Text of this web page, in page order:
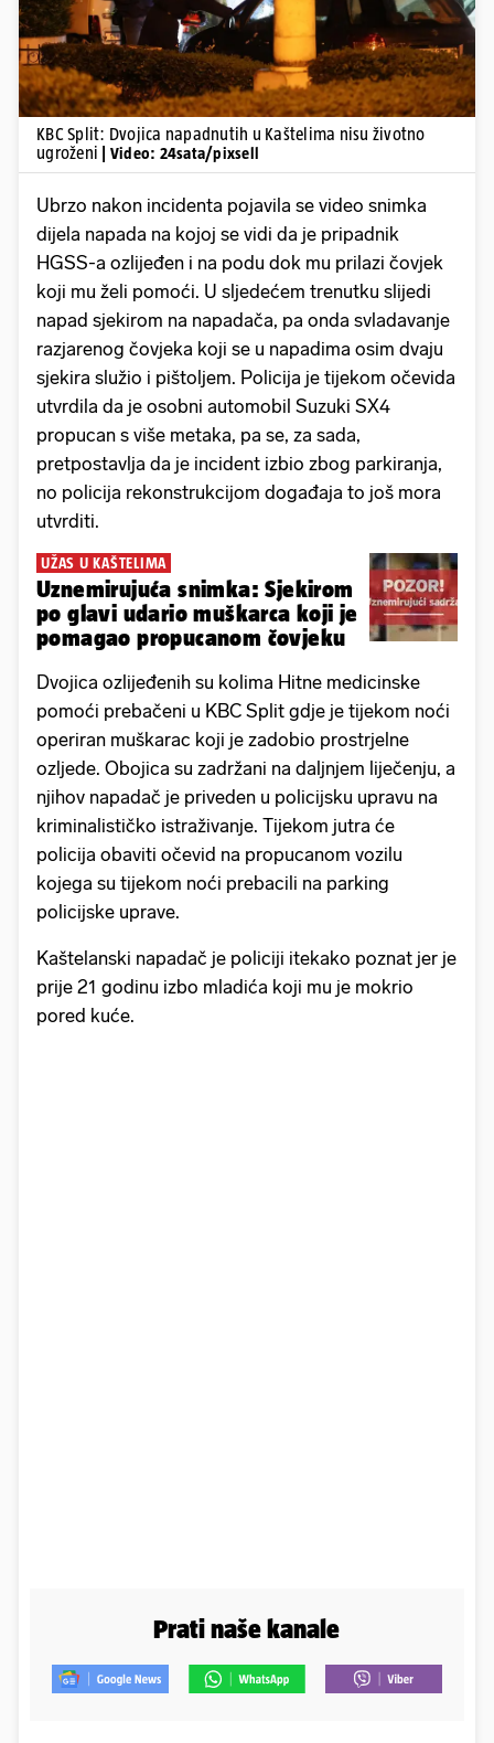
KBC Split: Dvojica napadnutih u Kaštelima nisu životno
ugroženi
| Video: 24sata/pixsell
Ubrzo nakon incidenta pojavila se video snimka
dijela napada na kojoj se vidi da je pripadnik
HGSS-a ozlijeđen i na podu dok mu prilazi čovjek
koji mu želi pomoći. U sljedećem trenutku slijedi
napad sjekirom na napadača, pa onda svladavanje
razjarenog čovjeka koji se u napadima osim dvaju
sjekira služio i pištoljem. Policija je tijekom očevida
utvrdila da je osobni automobil Suzuki SX4
propucan s više metaka, pa se, za sada,
pretpostavlja da je incident izbio zbog parkiranja,
no policija rekonstrukcijom događaja to još mora
utvrditi.
UŽAS U KAŠTELIMA
Uznemirujuća snimka: Sjekirom
po glavi udario muškarca koji je
pomagao propucanom čovjeku
Dvojica ozlijeđenih su kolima Hitne medicinske
pomoći prebačeni u KBC Split gdje je tijekom noći
operiran muškarac koji je zadobio prostrjelne
ozljede. Obojica su zadržani na daljnjem liječenju, a
njihov napadač je priveden u policijsku upravu na
kriminalističko istraživanje. Tijekom jutra će
policija obaviti očevid na propucanom vozilu
kojega su tijekom noći prebacili na parking
policijske uprave.
Kaštelanski napadač je policiji itekako poznat jer je
prije 21 godinu izbo mladića koji mu je mokrio
pored kuće.
Prati naše kanale